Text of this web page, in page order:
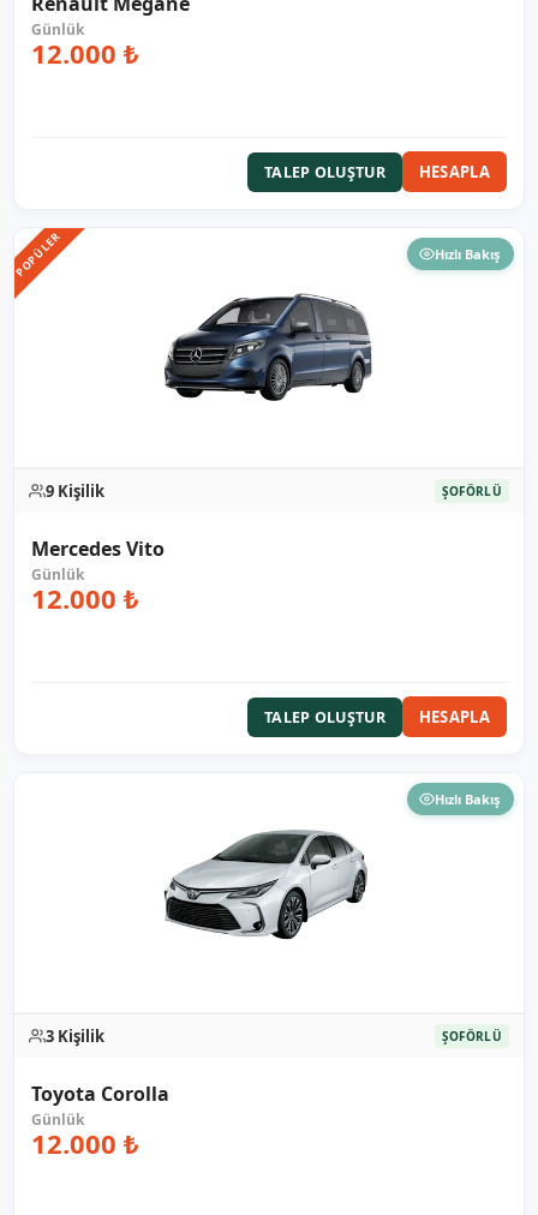
12.000 ₺
TALEP OLUŞTUR HESAPLA
POPÜLER Hızlı Bakış
9 Kişilik ŞOFÖRLÜ
Mercedes Vito
12.000 ₺
TALEP OLUŞTUR HESAPLA
Hızlı Bakış
3 Kişilik ŞOFÖRLÜ
Toyota Corolla
12.000 ₺